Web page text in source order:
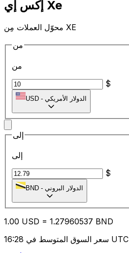
إكس إي Xe
محوّل العملات مِن XE
من
من
$
USD - الدولار الأمريكي
إلى
إلى
$
BND - الدولار البروني
1.00 USD = 1.27960537 BND
سعر السوق المتوسط في 16:28 UTC